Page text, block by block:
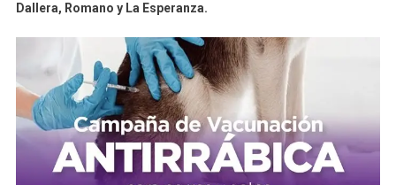
Dallera, Romano y La Esperanza.